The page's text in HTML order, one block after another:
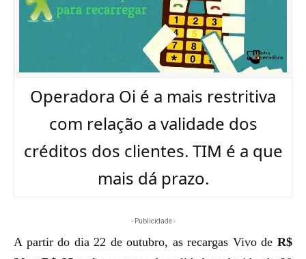
Operadora Oi é a mais restritiva
com relação a validade dos
créditos dos clientes. TIM é a que
mais dá prazo.
- Publicidade -
A partir do dia 22 de outubro, as recargas Vivo de R$